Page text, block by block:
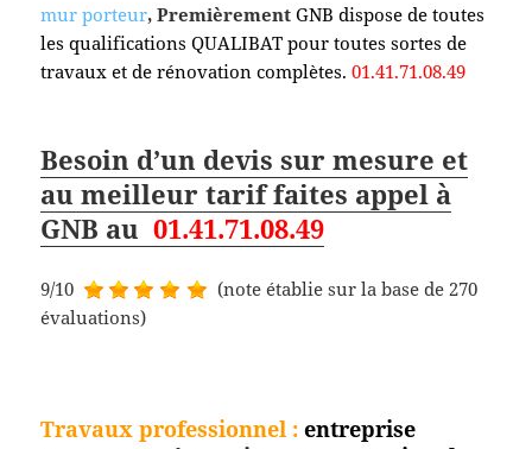
mur porteur, PremièrementGNB dispose de toutes
les qualifications QUALIBAT pour toutes sortes de
travaux et de rénovation complètes.01.41.71.08.49
Besoin d’un devis sur mesure et
au meilleur tarif faites appel à
GNB au01.41.71.08.49
9/10
(note établie sur la base de 270
évaluations)
Travaux professionnel : entreprise